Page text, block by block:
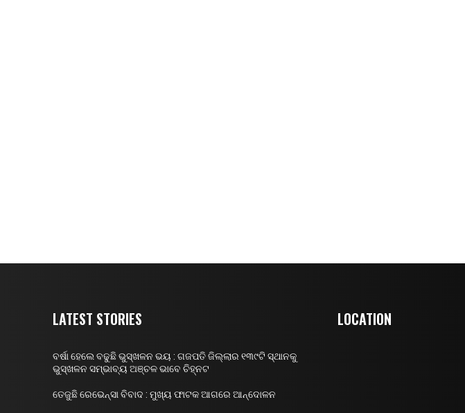
LATEST STORIES
ବର୍ଷା ହେଲେ ବଢୁଛି ଭୁସ୍ଖଳନ ଭୟ : ଗଜପତି ଜିଲ୍ଲାର ୧୩୯ଟି ସ୍ଥାନକୁ
ଭୁସ୍ଖଳନ ସମ୍ଭାବ୍ୟ ଅଞ୍ଚଳ ଭାବେ ଚିହ୍ନଟ
ତେଜୁଛି ରେଭେନ୍ସା ବିବାଦ : ମୁଖ୍ୟ ଫାଟକ ଆଗରେ ଆନ୍ଦୋଳନ
LOCATION